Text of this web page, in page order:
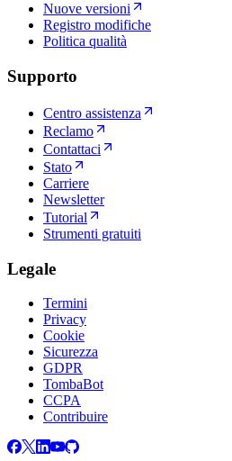
Nuove versioni
Registro modifiche
Politica qualità
Supporto
Centro assistenza
Reclamo
Contattaci
Stato
Carriere
Newsletter
Tutorial
Strumenti gratuiti
Legale
Termini
Privacy
Cookie
Sicurezza
GDPR
TombaBot
CCPA
Contribuire